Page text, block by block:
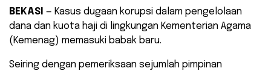
BEKASI — Kasus dugaan korupsi dalam pengelolaan
dana dan kuota haji di lingkungan Kementerian Agama
(Kemenag) memasuki babak baru.
Seiring dengan pemeriksaan sejumlah pimpinan